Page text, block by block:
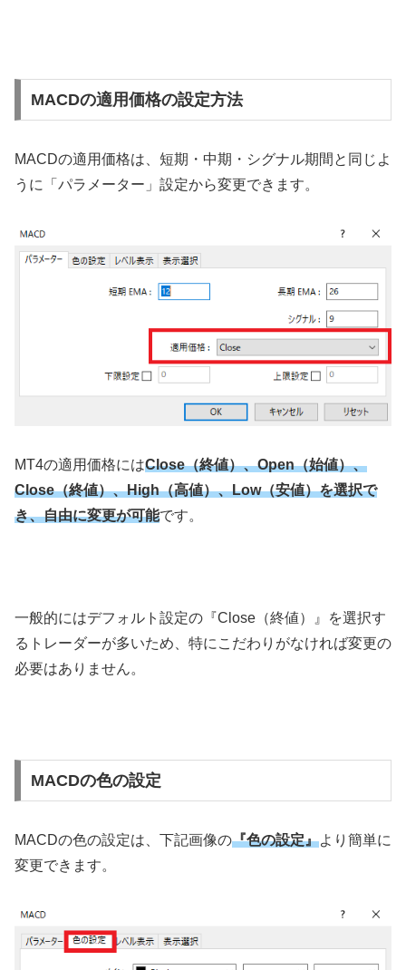
MACDの適用価格の設定方法
MACDの適用価格は、短期・中期・シグナル期間と同じよ
うに「パラメーター」設定から変更できます。
MT4の適用価格にはClose（終値）、Open（始値）、
Close（終値）、High（高値）、Low（安値）を選択で
き、自由に変更が可能です。
一般的にはデフォルト設定の『Close （終値）』を選択す
るトレーダーが多いため、特にこだわりがなければ変更の
必要はありません。
MACDの色の設定
MACDの色の設定は、下記画像の『色の設定』より簡単に
変更できます。